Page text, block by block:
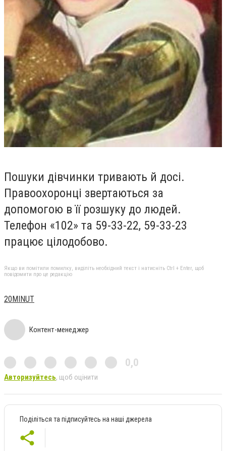
Пошуки дівчинки тривають й досі.
Правоохоронці звертаються за
допомогою в її розшуку до людей.
Телефон «102» та 59-33-22, 59-33-23
працює цілодобово.
Якщо ви помітили помилку, виділіть необхідний текст і натисніть Ctrl + Enter, щоб
повідомити про це редакцію
20MINUT
Контент-менеджер
0,0
Авторизуйтесь, щоб оцінити
Поділіться та підписуйтесь на наші джерела